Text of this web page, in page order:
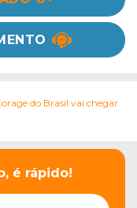
do Brasil vai chegar
é rápido!